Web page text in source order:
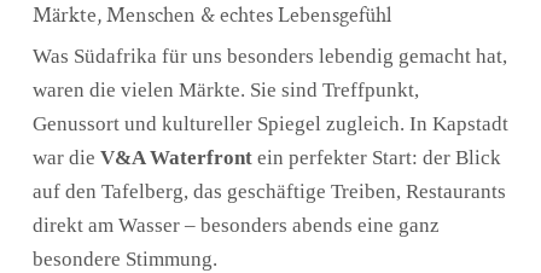
Märkte, Menschen & echtes Lebensgefühl
Was Südafrika für uns besonders lebendig gemacht hat,
waren die vielen Märkte. Sie sind Treffpunkt,
Genussort und kultureller Spiegel zugleich. In Kapstadt
war die V&A Waterfrontein perfekter Start: der Blick
auf den Tafelberg, das geschäftige Treiben, Restaurants
direkt am Wasser – besonders abends eine ganz
besondere Stimmung.